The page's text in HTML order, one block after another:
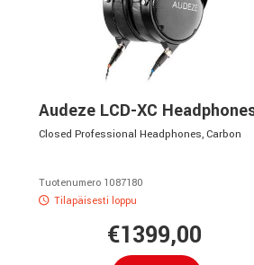
Audeze LCD-XC
Closed Professional Headphones, Carbon
Tuotenumero 1087180
Tilapäisesti loppu
€1399,00